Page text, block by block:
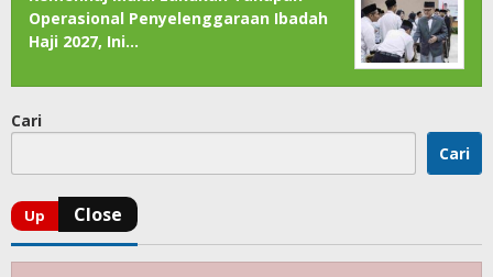
Operasional Penyelenggaraan Ibadah
Haji 2027, Ini…
Cari
Cari